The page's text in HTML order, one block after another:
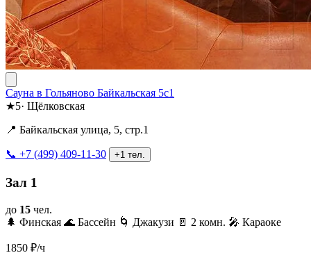
Сауна в Гольяново Байкальская 5с1
★5· Щёлковская
📍 Байкальская улица, 5, стр.1
📞 +7 (499) 409-11-30 +1 тел.
Зал 1
до 15 чел.
🌲 Финская 🌊 Бассейн 🌀 Джакузи 🚪 2 комн. 🎤 Караоке
1850 ₽/ч